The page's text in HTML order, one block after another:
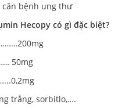
bệnh ung thư
Hecopy có gì đặc biệt?
50mg
trắng, sorbitlo,….